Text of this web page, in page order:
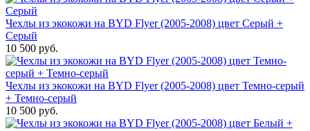
Чехлы из экокожи на BYD Flyer (2005-2008) цвет Серый +
Серый
10 500 руб.
Чехлы из экокожи на BYD Flyer (2005-2008) цвет Темно-серый
+ Темно-серый
10 500 руб.